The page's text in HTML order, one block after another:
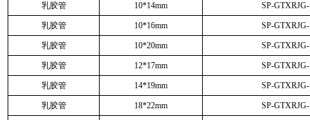
乳胶管 10*14mm SP-
乳胶管 10*16mm SP-
乳胶管 10*20mm SP-
乳胶管 12*17mm SP-
乳胶管 14*19mm SP-
乳胶管 18*22mm SP-